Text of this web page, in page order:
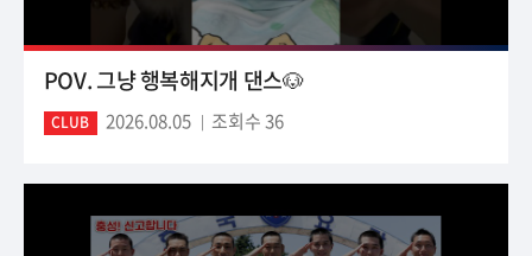
POV. 그냥 행복해지개 댄스🐶
CLUB 2026.08.05 조회수 36